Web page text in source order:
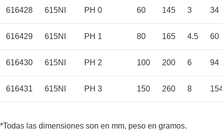
616428 615NI PH 0 60 145 3 34
616429 615NI PH 1 80 165 4.5 60
616430 615NI PH 2 100 200 6 94
616431 615NI PH 3 150 260 8
*Todas las dimensiones son en mm, peso en gramos.